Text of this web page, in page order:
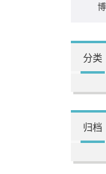
分类
归档